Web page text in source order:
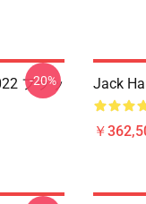
フラッ
-20% Jack
￥